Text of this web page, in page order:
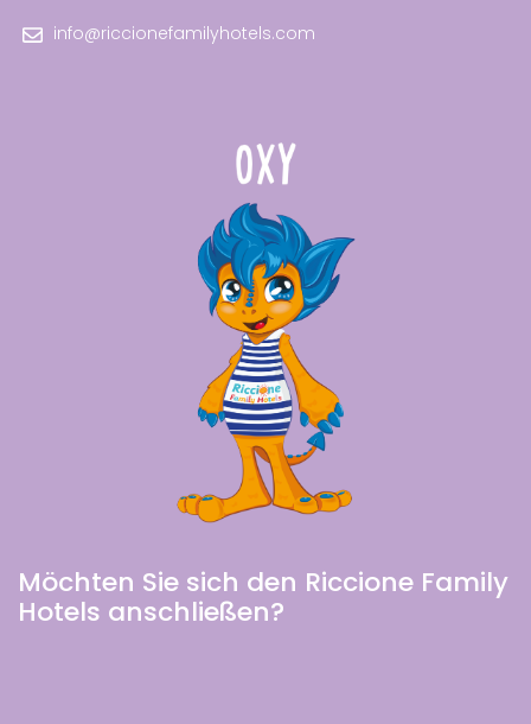
info@riccionefamilyhotels.com
Möchten Sie sich den Riccione Family
Hotels anschließen?